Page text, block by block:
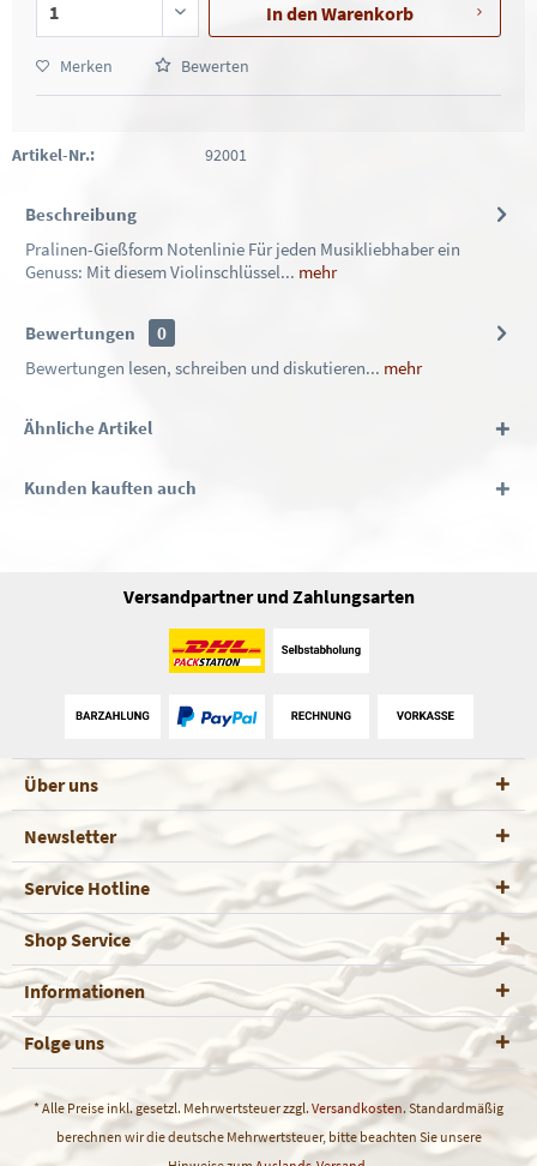
In denWarenkorb
Merken Bewerten
Artikel-Nr.: 92001
Beschreibung
Pralinen-Gießform Notenlinie Für jeden Musikliebhaber ein
Genuss: Mit diesem Violinschlüssel... mehr
Bewertungen
0
Bewertungen lesen, schreiben und diskutieren... mehr
Ähnliche Artikel
Kunden kauften auch
Versandpartner und Zahlungsarten
Über uns
Newsletter
Service Hotline
Shop Service
Informationen
Folge uns
* Alle Preise inkl. gesetzl. Mehrwertsteuer zzgl. Versandkosten. Standardmäßig
berechnen wir die deutsche Mehrwertsteuer, bitte beachten Sie unsere